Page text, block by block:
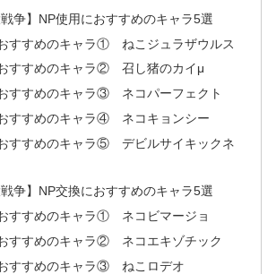
戦争】NP使用におすすめのキャラ5選
すすめのキャラ① ねこジュラザウルス
すすめのキャラ② 召し猪のカイμ
すすめのキャラ③ ネコパーフェクト
すすめのキャラ④ ネコキョンシー
すすめのキャラ⑤ デビルサイキックネ
戦争】NP交換におすすめのキャラ5選
すすめのキャラ① ネコビマージョ
すすめのキャラ② ネコエキゾチック
すすめのキャラ③ ねこロデオ